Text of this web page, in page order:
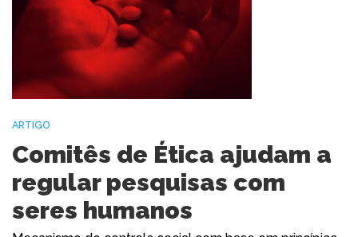
ARTIGO
Comitês de Ética ajudam a
regular pesquisas com
seres humanos